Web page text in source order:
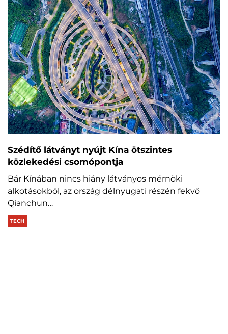
Szédítő látványt nyújt Kína ötszintes
közlekedési csomópontja
Bár Kínában nincs hiány látványos mérnöki
alkotásokból, az ország délnyugati részén fekvő
Qianchun…
TECH